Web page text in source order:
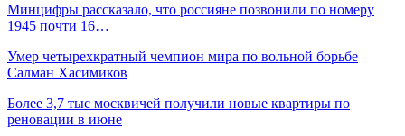
Минцифры рассказало, что россияне позвонили по номеру
1945 почти 16…
Умер четырехкратный чемпион мира по вольной борьбе
Салман Хасимиков
Более 3,7 тыс москвичей получили новые квартиры по
реновации в июне